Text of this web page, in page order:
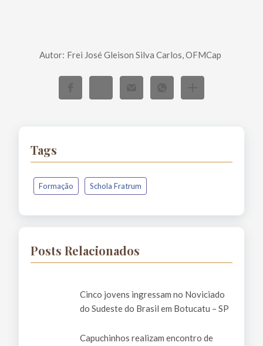
Autor: Frei José Gleison Silva Carlos, OFMCap
Tags
Formação Schola Fratrum
Posts Relacionados
Cinco jovens ingressam no Noviciado
do Sudeste do Brasil em Botucatu – SP
Capuchinhos realizam encontro de